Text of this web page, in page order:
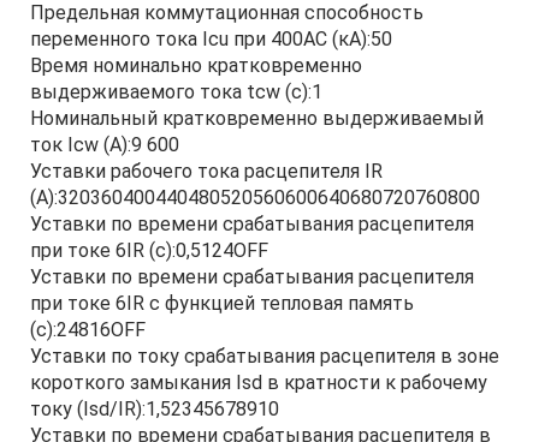
Предельная коммутационная способность
переменного тока Icu при 400АС (кА):50
Время номинально кратковременно
выдерживаемого тока tcw (с):1
Номинальный кратковременно выдерживаемый
ток Icw (А):9 600
Уставки рабочего тока расцепителя IR
(А):320360400440480520560600640680720760800
Уставки по времени срабатывания расцепителя
при токе 6IR (с):0,5124OFF
Уставки по времени срабатывания расцепителя
при токе 6IR с функцией тепловая память
(с):24816OFF
Уставки по току срабатывания расцепителя в зоне
короткого замыкания Isd в кратности к рабочему
току (Isd/IR):1,52345678910
Уставки по времени срабатывания расцепителя в